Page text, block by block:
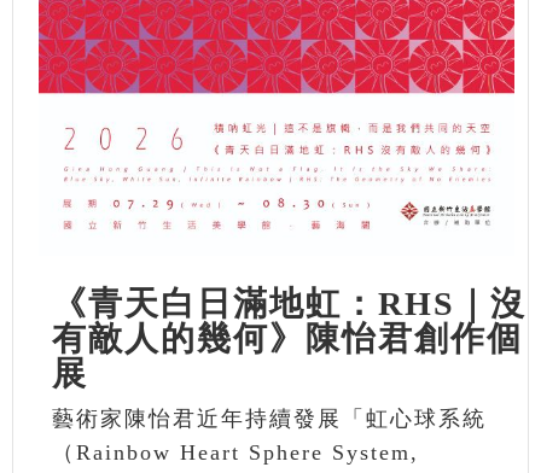
《青天白日滿地虹：RHS｜沒
有敵人的幾何》陳怡君創作個
展
藝術家陳怡君近年持續發展「虹心球系統
（Rainbow Heart Sphere System,